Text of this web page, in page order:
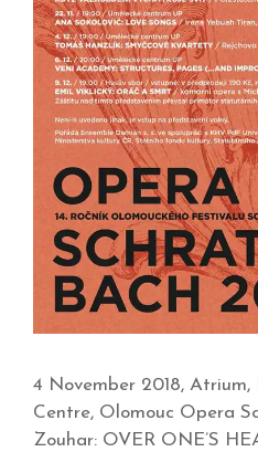
4 November 2018,
Centre, Olomouc Opera
Zouhar: OVER ONE’S